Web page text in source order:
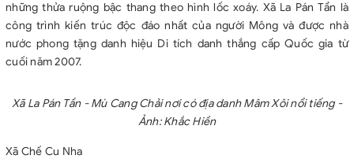
những thửa ruộng bậc thang theo hình lốc xoáy. Xã La Pán Tẩn là
công trình kiến trúc độc đáo nhất của người Mông và được nhà
nước phong tặng danh hiệu Di tích danh thắng cấp Quốc gia từ
cuối năm 2007.
Xã La Pán Tần - Mù Cang Chải nơi có địa danh Mâm Xôi nổi tiếng -
Ảnh: Khắc Hiền
Xã Chế Cu Nha